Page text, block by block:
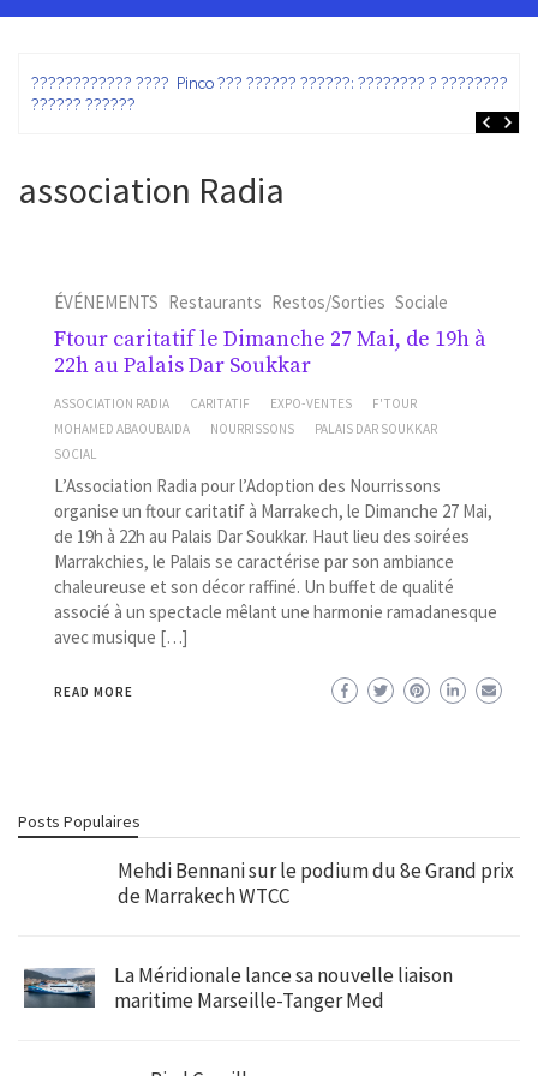
???????????? ???? Pinco ??? ?????? ??????: ???????? ? ???????? ?
?????? ??????
association Radia
ÉVÉNEMENTS Restaurants Restos/Sorties Sociale
Ftour caritatif le Dimanche 27 Mai, de 19h à
22h au Palais Dar Soukkar
ASSOCIATION RADIA CARITATIF EXPO-VENTES
F'TOUR
MOHAMED ABAOUBAIDA
NOURRISSONS
PALAIS DAR SOUKKAR
SOCIAL
L’Association Radia pour l’Adoption des Nourrissons
organise un ftour caritatif à Marrakech, le Dimanche 27 Mai,
de 19h à 22h au Palais Dar Soukkar. Haut lieu des soirées
Marrakchies, le Palais se caractérise par son ambiance
chaleureuse et son décor raffiné. Un buffet de qualité
associé à un spectacle mêlant une harmonie ramadanesque
avec musique […]
READ MORE
Posts Populaires
Mehdi Bennani sur le podium du 8e Grand prix
de Marrakech WTCC
La Méridionale lance sa nouvelle liaison
maritime Marseille-Tanger Med